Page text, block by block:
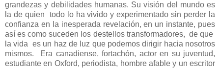
grandezas y debilidades humanas. Su visión del mundo es
la de quien
todo lo ha vivido y experimentado sin perder la
confianza en la inesperada revelación, en un instante, pues
así es como suceden los destellos transformadores, de que
la vida es un haz de luz que podemos dirigir hacia nosotros
mismos. Era canadiense, fortachón, actor en su juventud,
estudiante en Oxford, periodista, hombre afabley un escritor